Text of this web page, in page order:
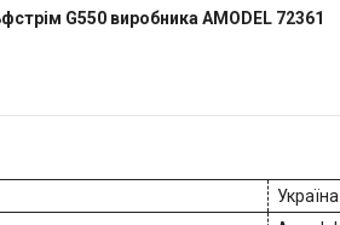
G550 виробника AMODEL 72361
Україна